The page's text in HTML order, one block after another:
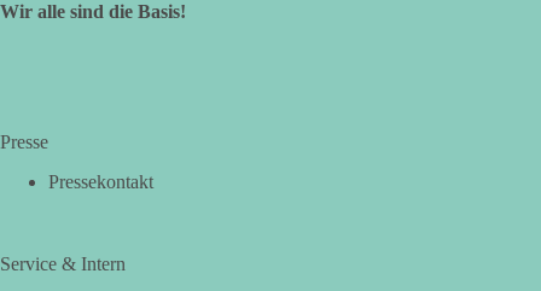
Wir alle sind die Basis!
Presse
Pressekontakt
Service & Intern